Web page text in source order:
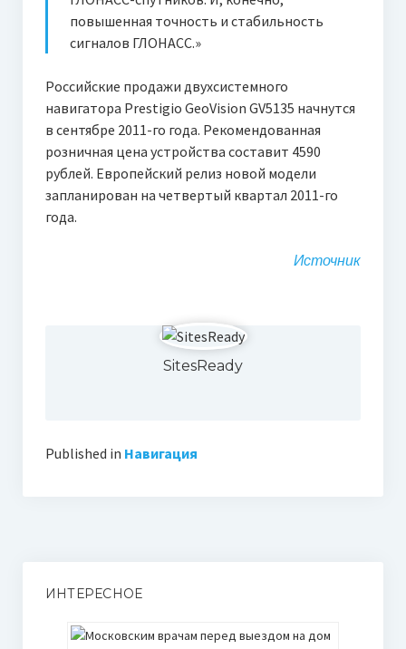
повышенная точность и стабильность
сигналов ГЛОНАСС.»
Российские продажи двухсистемного
навигатора Prestigio GeoVision GV5135 начнутся
в сентябре 2011-го года. Рекомендованная
розничная цена устройства составит 4590
рублей. Европейский релиз новой модели
запланирован на четвертый квартал 2011-го
года.
Источник
SitesReady
Published in Навигация
ИНТЕРЕСНОЕ